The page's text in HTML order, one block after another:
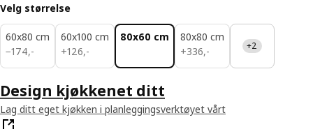
Velg størrelse
60x80 cm
−174,-
174,-
60x100 cm
+126,-
126,-
80x60 cm
80x80 cm
+336,-
336,- +2
Design kjøkkenet ditt
Lag ditt eget kjøkken i planleggingsverktøyet vårt